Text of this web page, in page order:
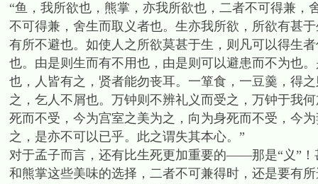
“鱼，我所欲也，熊掌，亦我所欲也，二者不可得兼
不可得兼，舍生而取义者也。生亦我所欲，所欲有甚
有所不避也。如使人之所欲莫甚于生，则凡可以得生
也。由是则生而有不用也，由是则可以避患而不为也
也，人皆有之，贤者能勿丧耳。一箪食，一豆羹，得
之，乞人不屑也。万钟则不辨礼义而受之，万钟于我
死而不受，今为宫室之美为之，向为身死而不受，今
之，是亦不可以已乎。此之谓失其本心。”
对于孟子而言，还有比生死更加重要的——那是“义”
和熊掌这些美味的选择，二者不可兼得时，还是要有